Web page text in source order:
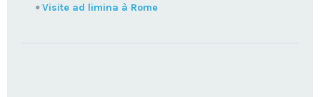
Visite ad limina à Rome